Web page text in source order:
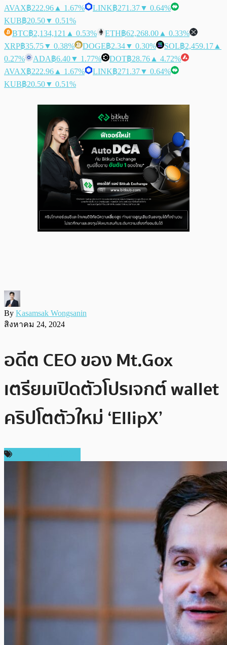
AVAX฿222.96 ▲ 1.67% LINK฿271.37▼ 0.64%
KUB฿20.50▼ 0.51%
BTC฿2,134,121 ▲ 0.53% ETH฿62,268.00 ▲ 0.33%
XRP฿35.75▼ 0.38% DOGE฿2.34▼ 0.30% SOL฿2,459.17 ▲
0.27%
ADA฿6.40▼ 1.77% DOT฿28.76 ▲ 4.72%
AVAX฿222.96 ▲ 1.67% LINK฿271.37▼ 0.64%
KUB฿20.50▼ 0.51%
By Kasamsak Wongsanin
สิงหาคม 24, 2024
อดีต CEO ของ Mt.Gox
เตรียมเปิดตัวโปรเจกต์ wallet
คริปโตตัวใหม่ ‘EllipX’